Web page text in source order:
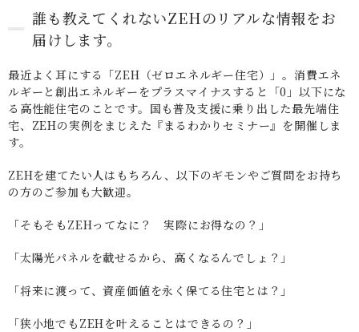
誰も教えてくれないZEHのリアルな情報をお
届けします。
最近よく耳にする「ZEH（ゼロエネルギー住宅）」。消費エネ
ルギーと創出エネルギーをプラスマイナスすると「0」以下にな
る高性能住宅のことです。国も普及支援に乗り出した最先端住
宅、ZEHの実例をまじえた『まるわかりセミナー』を開催しま
す。
ZEHを建てたい人はもちろん、以下のギモンやご質問をお持ち
の方のご参加も大歓迎。
「そもそもZEHってなに？ 実際にお得なの？」
「太陽光パネルを載せるから、高くなるんでしょ？」
「将来に渡って、資産価値を永く保てる住宅とは？」
「狭小地でもZEHを叶えることはできるの？」